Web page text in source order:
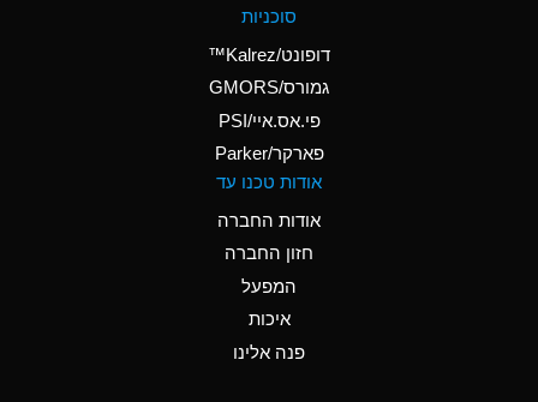
Ammonium Persulfate
Ammonium Phosphate
A
Ammonium Sulfate
A
Amyl Acetate (Banana
סוכניות
דופונט/Kalrez™
גמורס/GMORS
פי.אס.איי/PSI
פארקר/Parker
אודות טכנו עד
אודות החברה
חזון החברה
המפעל
איכות
פנה אלינו